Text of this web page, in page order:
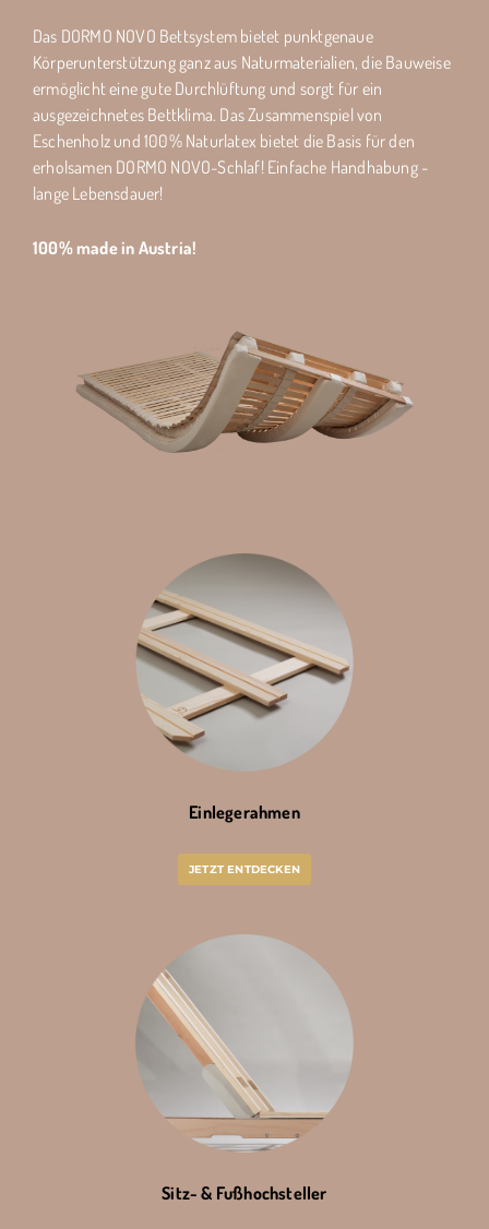
Das DORMO NOVO Bettsystem bietet punktgenaue
Körperunterstützung ganz aus Naturmaterialien, die Bauweise
ermöglicht eine gute Durchlüftung und sorgt für ein
ausgezeichnetes Bettklima. Das Zusammenspiel von
Eschenholz und 100% Naturlatex bietet die Basis für den
erholsamen DORMO NOVO-Schlaf! Einfache Handhabung -
lange Lebensdauer!
100% made in Austria!
Einlegerahmen
JETZT ENTDECKEN
Sitz- & Fußhochsteller